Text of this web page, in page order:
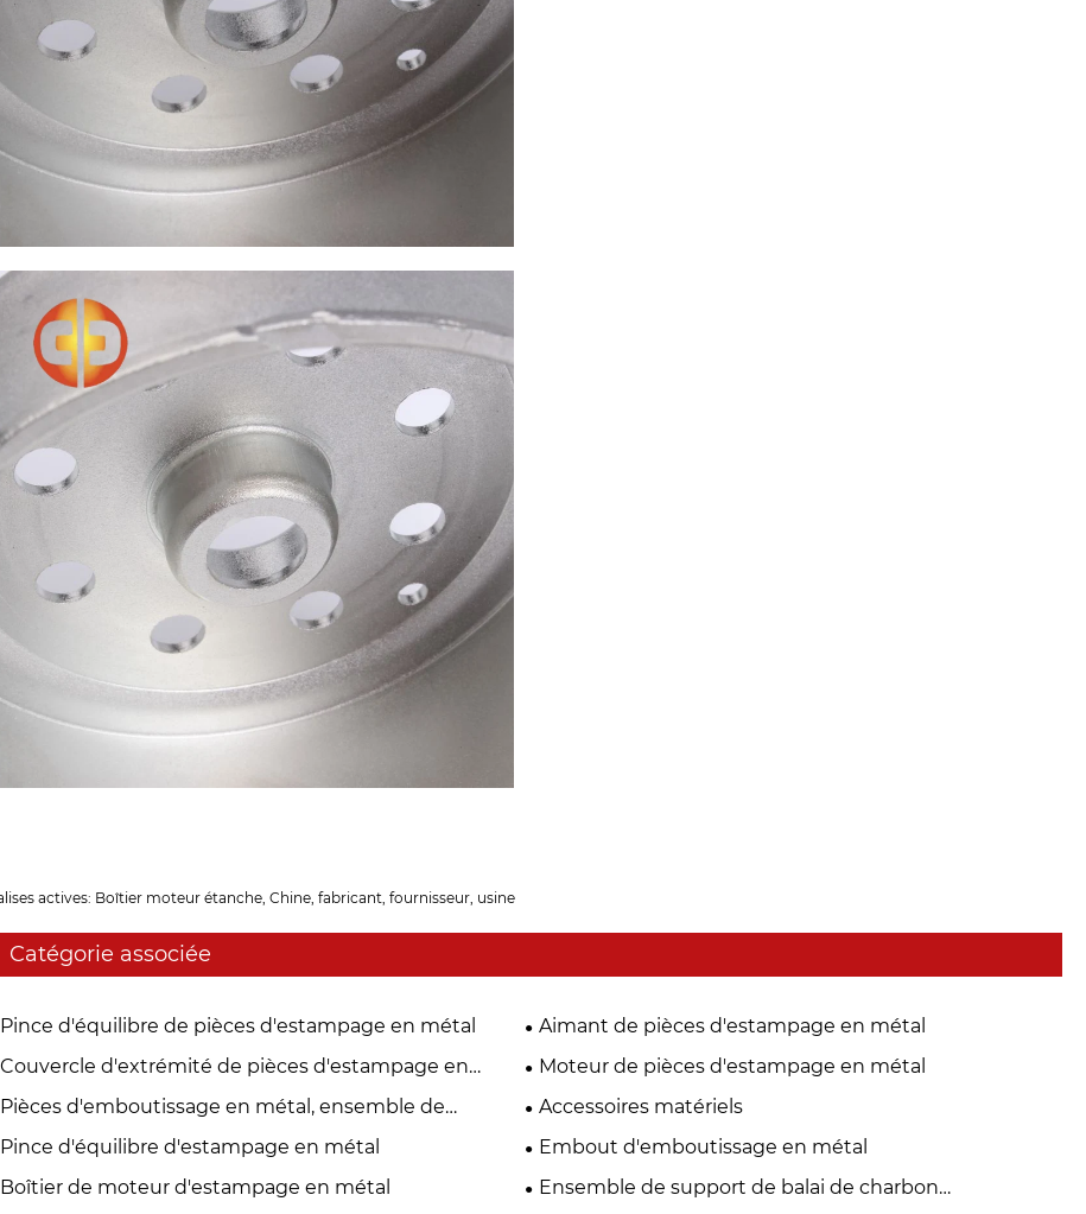
actives: Boîtier moteur étanche, Chine, fabricant, fournisseur, usine
Catégorie associée
Pince d'équilibre de pièces d'estampage en métal
Aimant de pièces d'estampage en métal
Couvercle d'extrémité de pièces d'estampage en
Moteur de pièces d'estampage en métal
Pièces d'emboutissage en métal, ensemble de
de balais de carbone
Accessoires matériels
Pince d'équilibre d'estampage en métal
Embout d'emboutissage en métal
Boîtier de moteur d'estampage en métal
Ensemble de support de balai de charbon